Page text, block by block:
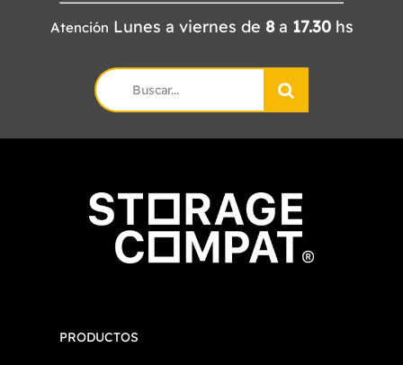
Atención Lunes a viernes de 8a 17.30hs
Search
for:
PRODUCTOS